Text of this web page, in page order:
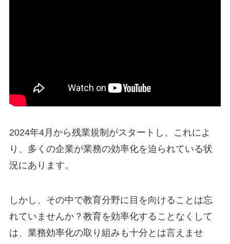
2024年4月から残業規制がスタートし、これによ
り、多くの企業が業務の効率化を迫られている状
況にあります。
しかし、その中で教育分野に目を向けることは忘
れていませんか？教育を効率化することなくして
は、業務効率化の取り組みも十分とは言えませ